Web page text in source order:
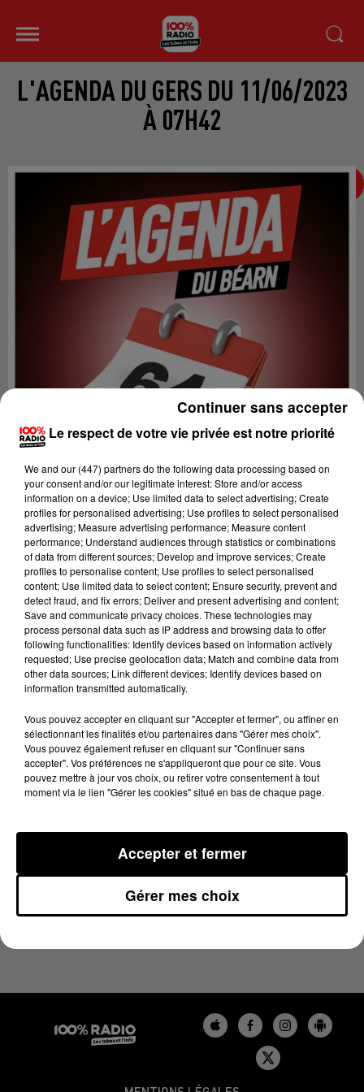
L'AGENDA DU GERS DU 11/06/2023
À 07H42
Lecture (1 min 14 sec)
100%
11 juin 2023 - 1 min 14 sec
L'AGENDA DU GERS DU 11/06/2023 À 07H42
Le respect de votre vie privée est notre priorité
We and our (447) partnersdo the following data processing based on
your consent and/or our legitimate interest: Store and/or access
information on a device; Use limited data to select advertising; Create
profiles for personalised advertising; Use profiles to select personalised
advertising; Measure advertising performance; Measure content
performance; Understand audiences through statistics or combinations
of data from different sources; Develop and improve services; Create
profiles to personalise content; Use profiles to select personalised
content; Use limited data to select content; Ensure security, prevent and
detect fraud, and fix errors; Deliver and present advertising and content;
Save and communicate privacy choices. These technologies may
process personal data such as IP address and browsing data to offer
following functionalities: Identify devices based on information actively
requested; Use precise geolocation data; Match and combine data from
other data sources; Link different devices; Identify devices based on
information transmitted automatically.
Vous pouvez accepter en cliquant sur "Accepter et fermer", ou affiner en
sélectionnant les finalités et/ou partenaires dans "Gérer mes choix".
Vous pouvez également refuser en cliquant sur "Continuer sans
accepter". Vos préférences ne s'appliqueront que pour ce site. Vous
pouvez mettre à jour vos choix, ou retirer votre consentement à tout
moment via le lien "Gérer les cookies" situé en bas de chaque page.
Gérer mes choix
Accepter et fermer
Continuer sans accepter